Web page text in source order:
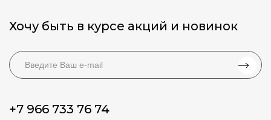
Хочу быть в курсе акций и новинок
+7 966 733 76 74